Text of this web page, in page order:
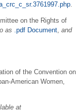
.
on the Rights of
as .pdf Document, and
of the Convention on
American Women,
at